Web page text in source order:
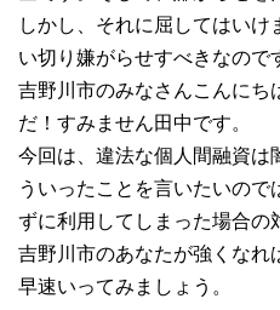
しかし、それに屈してはい
い切り嫌がらせすべきなので
吉野川市のみなさんこんにち
だ！すみません田中です。
今回は、違法な個人間融資は
ういったことを言いたいの
ずに利用してしまった場合の
吉野川市のあなたが強くなれ
早速いってみましょう。